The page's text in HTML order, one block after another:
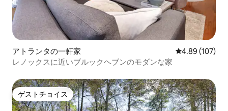
アトランタの一軒家 レビュー107
4.89 (107)
レノックスに近いブルックヘブンのモダンな家
ゲストチョイス
ゲストチョイス